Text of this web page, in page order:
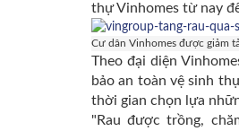
thự Vinhomes từ nay
Cư dân Vinhomes được giảm
Theo đại diện
bảo an toàn vệ sinh
thời gian chọn lựa
"Rau được trồng,